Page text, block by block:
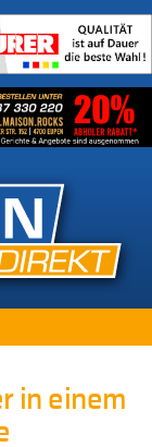
in einem